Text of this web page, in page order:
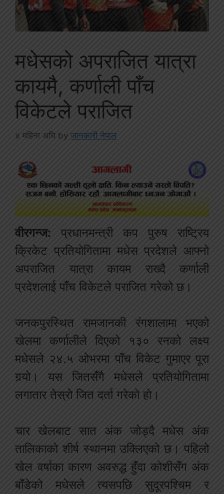
मधेसको अपराजित यात्रा
कायमै, कर्णाली पाँच
विकेटले पराजित
४ महिना अघि by जानकारी नेपाल
वीरगन्ज: प्रधानमन्त्री कप पुरुष राष्ट्रिय
क्रिकेट प्रतियोगितामा मधेस प्रदेशले आफ्नो
अपराजित यात्रा कायम राख्दै कर्णाली
प्रदेशलाई पाँच विकेटले पराजित गरेको छ।
जनकपुरस्थित रामजानकी रंगशालामा भएको
खेलमा कर्णालीले दिएको १३० रनको लक्ष्य
मधेसले २४.५ ओभरमा पाँच विकेट गुमाएर पूरा
गर्‍यो। यस जितसँगै मधेसले प्रतियोगितामा
लगातार तेस्रो जित दर्ता गरेको हो।
चार खेलबाट सात अंक जोड्दै मधेस अंक
तालिकाको शीर्ष स्थानमा उक्लिएको छ। पहिलो
खेल वर्षाका कारण अवरुद्ध हुँदा कोशीसँग अंक
बाँडेको मधेसले त्यसपछि सुदूरपश्चिम र